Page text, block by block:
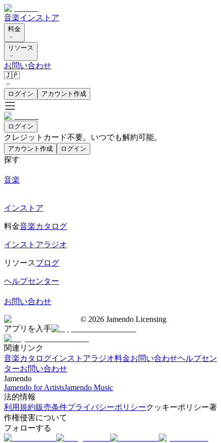
音楽インストア
料金
リソース
お問い合わせ
🇯🇵
ログイン アカウント作成
ログイン
クレジットカード不要。いつでも解約可能。
アカウント作成 ログイン
探す
音楽
インストア
料金音楽カタログ
インストアラジオ
リソースブログ
ヘルプセンター
お問い合わせ
© 2026 Jamendo Licensing
アプリを入手
関連リンク
音楽カタログインストアラジオ料金お問い合わせヘルプセン
ターお問い合わせ
Jamendo
Jamendo for ArtistsJamendo Music
法的情報
利用規約販売条件プライバシーポリシークッキーポリシー著
作権侵害について
フォローする